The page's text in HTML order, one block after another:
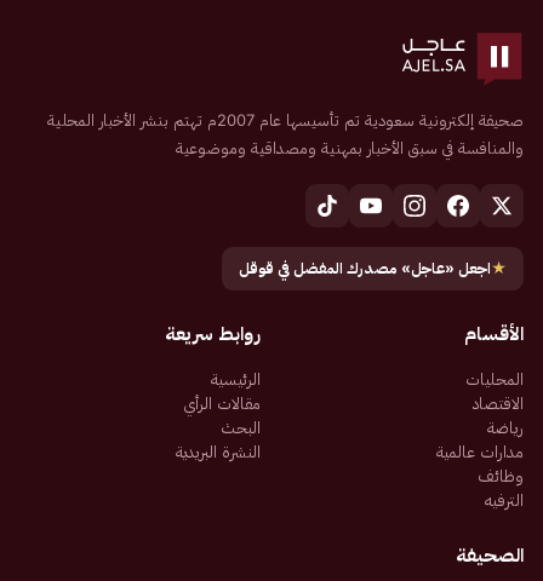
صحيفة إلكترونية سعودية تم تأسيسها عام 2007م تهتم بنشر الأخبار المحلية
والمنافسة في سبق الأخبار بمهنية ومصداقية وموضوعية
★اجعل «عاجل» مصدرك المفضل في قوقل
الأقسام
المحليات
الاقتصاد
رياضة
مدارات عالمية
وظائف
الترفيه
روابط سريعة
الرئيسية
مقالات الرأي
البحث
النشرة البريدية
الصحيفة